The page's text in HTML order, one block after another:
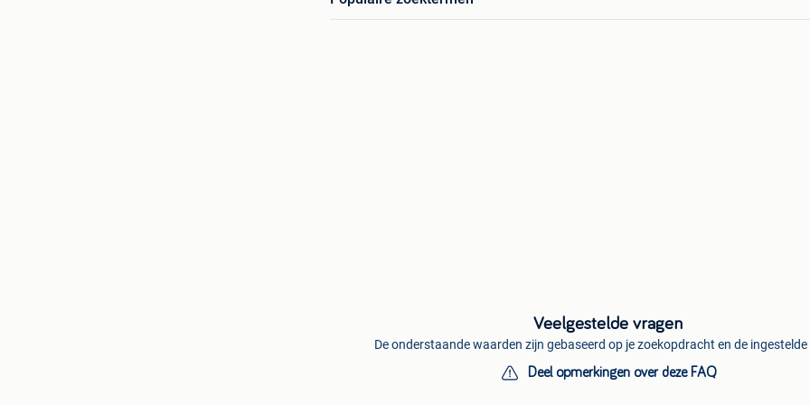
Veelgestelde vragen
De onderstaande waarden zijn gebaseerd op je zoekopdracht en de
Deel opmerkingen over deze FAQ